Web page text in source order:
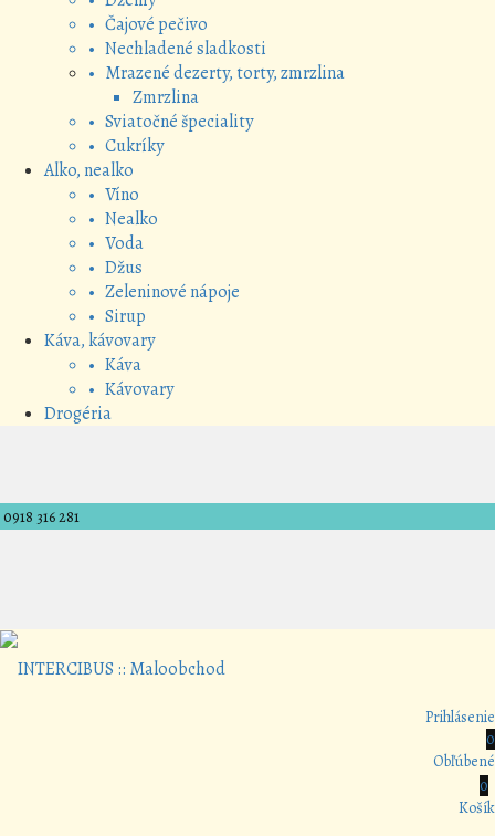
• Čajové pečivo
• Nechladené sladkosti
• Mrazené dezerty, torty, zmrzlina
Zmrzlina
• Sviatočné špeciality
• Cukríky
Alko, nealko
• Víno
• Nealko
• Voda
• Džus
• Zeleninové nápoje
• Sirup
Káva, kávovary
• Káva
• Kávovary
Drogéria
0918 316 281
Prihlásenie
0
Obľúbené
0
Košík